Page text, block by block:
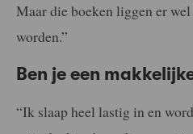
Maar die boeken liggen er
worden.”
Ben je een
“Ik slaap heel lastig in en